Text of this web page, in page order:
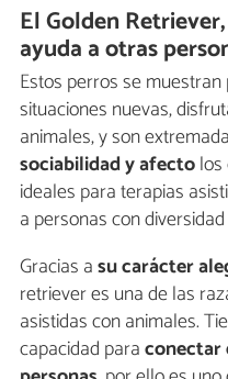
El Golden
ayuda a otras
Estos perros se
situaciones nuevas,
animales, y son
sociabilidad y afecto
ideales para terapias
a personas con
Gracias asu carácter
retriever es una de las
asistidas con animales.
capacidad paraconectar